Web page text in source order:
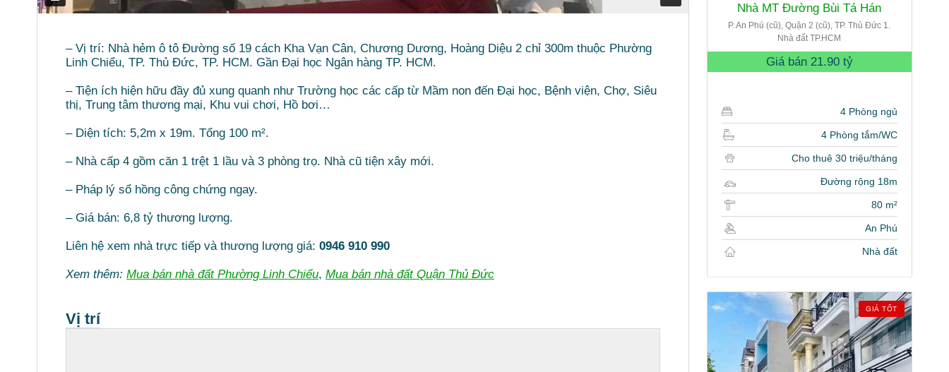
– Vị trí: Nhà hẻm ô tô Đường số 19 cách Kha Vạn Cân, Chương Dương, Hoàng Diệu 2 chỉ 300m thuộc Phường
Linh Chiểu, TP. Thủ Đức, TP. HCM. Gần Đại học Ngân hàng TP. HCM.
– Tiện ích hiện hữu đầy đủ xung quanh như Trường học các cấp từ Mầm non đến Đại học, Bệnh viện, Chợ, Siêu
thị, Trung tâm thương mại, Khu vui chơi, Hồ bơi…
– Diện tích: 5,2m x 19m. Tổng 100 m².
– Nhà cấp 4 gồm căn 1 trệt 1 lầu và 3 phòng trọ. Nhà cũ tiện xây mới.
– Pháp lý sổ hồng công chứng ngay.
– Giá bán: 6,8 tỷ thương lượng.
Liên hệ xem nhà trực tiếp và thương lượng giá: 0946 910 990
Xem thêm: Mua bán nhà đất Phường Linh Chiểu, Mua bán nhà đất Quận Thủ Đức
Vị trí
Nhà MT Đường Bùi Tá Hán
P. An Phú (cũ), Quận 2 (cũ), TP. Thủ Đức 1.
Nhà đất TP.HCM
Giá bán 21.90 tỷ
4 Phòng ngủ
4 Phòng tắm/WC
Cho thuê 30 triệu/tháng
Đường rộng 18m
80 m²
An Phú
Nhà đất
GIÁ TỐT